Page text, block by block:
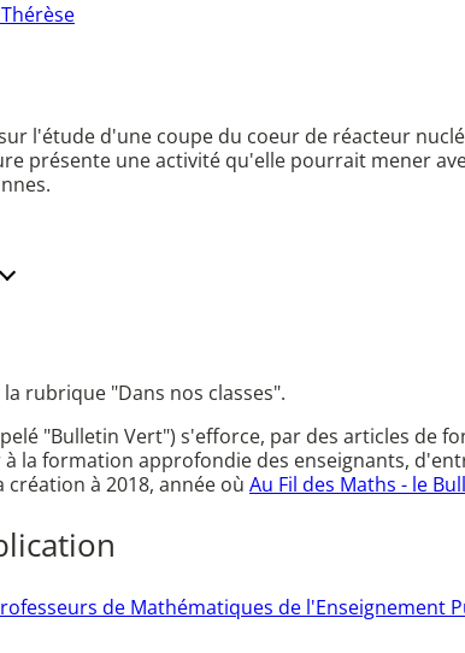
l'étude d'une coupe du coeur de réacteur
présente une activité qu'elle pourrait mener
rubrique "Dans nos classes".
"Bulletin Vert") s'efforce, par des articles de
la formation approfondie des enseignants,
à 2018, année où Au Fil des Maths - le
de Mathématiques de l'Enseignement